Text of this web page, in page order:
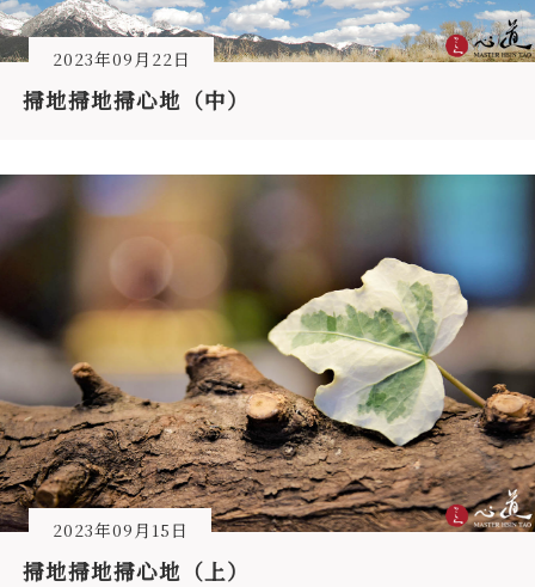
2023年09月22日
掃地掃地掃心地（中）
2023年09月15日
掃地掃地掃心地（上）